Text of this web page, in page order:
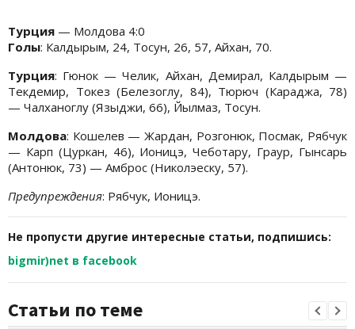
Турция — Молдова 4:0
Голы: Калдырым, 24, Тосун, 26, 57, Айхан, 70.
Турция: Гюнок — Челик, Айхан, Демирал, Калдырым —
Текдемир, Токез (Белезоглу, 84), Тюрюч (Караджа, 78)
— Чалханоглу (Языджи, 66), Йылмаз, Тосун.
Молдова: Кошелев — Жардан, Розгонюк, Посмак, Рябчук
— Карп (Цуркан, 46), Ионицэ, Чеботару, Граур, Гынсарь
(Антонюк, 73) — Амброс (Николэеску, 57).
Предупреждения: Рябчук, Ионицэ.
Не пропусти другие интересные статьи, подпишись:
bigmir)net в facebook
Статьи по теме